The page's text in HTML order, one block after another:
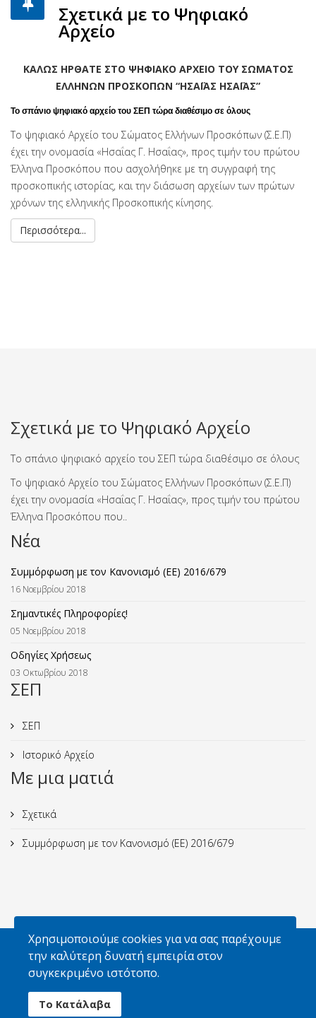
Σχετικά με το Ψηφιακό
Αρχείο
ΚΑΛΩΣ ΗΡΘΑΤΕ ΣΤΟ ΨΗΦΙΑΚΟ ΑΡΧΕΙΟ ΤΟΥ ΣΩΜΑΤΟΣ
ΕΛΛΗΝΩΝ ΠΡΟΣΚΟΠΩΝ “ΗΣΑΪΑΣ ΗΣΑΪΑΣ”
Το σπάνιο ψηφιακό αρχείο του ΣΕΠ τώρα διαθέσιμο σε όλους
Το ψηφιακό Αρχείο του Σώματος Ελλήνων Προσκόπων (Σ.Ε.Π)
έχει την ονομασία «Ησαΐας Γ. Ησαΐας», προς τιμήν του πρώτου
Έλληνα Προσκόπου που ασχολήθηκε με τη συγγραφή της
προσκοπικής ιστορίας, και την διάσωση αρχείων των πρώτων
χρόνων της ελληνικής Προσκοπικής κίνησης.
Περισσότερα...
Σχετικά με το Ψηφιακό Αρχείο
Το σπάνιο ψηφιακό αρχείο του ΣΕΠ τώρα διαθέσιμο σε όλους
Το ψηφιακό Αρχείο του Σώματος Ελλήνων Προσκόπων (Σ.Ε.Π)
έχει την ονομασία «Ησαΐας Γ. Ησαΐας», προς τιμήν του πρώτου
Έλληνα Προσκόπου που..
Νέα
Συμμόρφωση με τον Κανονισμό (ΕΕ) 2016/679
16 Νοεμβρίου 2018
Σημαντικές Πληροφορίες!
05 Νοεμβρίου 2018
Οδηγίες Χρήσεως
03 Οκτωβρίου 2018
ΣΕΠ
ΣΕΠ
Ιστορικό Αρχείο
Με μια ματιά
Σχετικά
Συμμόρφωση με τον Κανονισμό (ΕΕ) 2016/679
Απαγορεύεται η αναπαραγωγή φωτογραφιών
χωρίς την έγγραφη άδεια του Σ.Ε.Π. και των
κατόχων δικαιωμάτων
© 2026 Σώμα Ελλήνων Προσκόπων. All Rights Reserved.
Χρησιμοποιούμε cookies για να σας παρέχουμε
την καλύτερη δυνατή εμπειρία στον
συγκεκριμένο ιστότοπο.
Το Κατάλαβα